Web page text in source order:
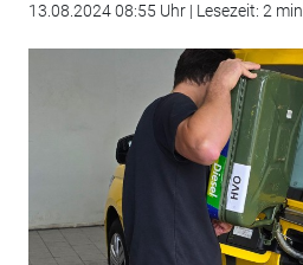
13.08.2024 08:55 Uhr | Lesezeit: 2 min